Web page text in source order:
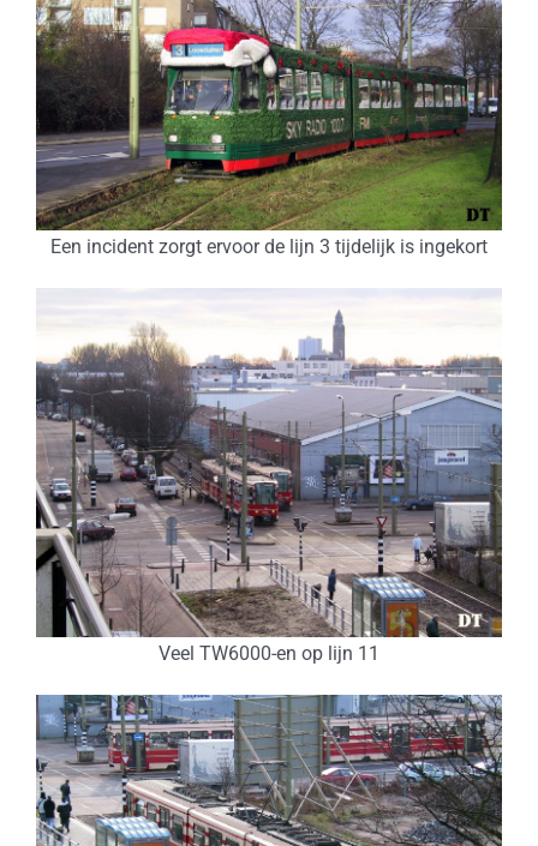
Een incident zorgt ervoor de lijn 3 tijdelijk is ingekort
Veel TW6000-en op lijn 11